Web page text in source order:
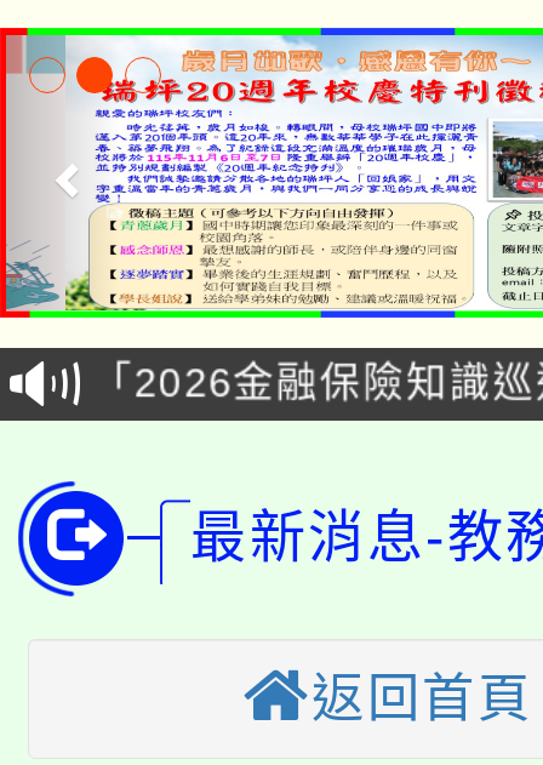
淨零綠領人才培育課程
公告本校115學年度第
代理(課)教師甄選結果
「2026金融保險知識
車」活動
桃園市115學年度學生
生本土語及新住民語歌
公告本校115學年度第
代理(課)教師甄選結果(
公告本校115學年度第
《TA101》溝通分析基
轉知苗栗縣政府辦理
縣市「校園短影音徵
桃園市115學年度學生
最新消息-教
返回首頁